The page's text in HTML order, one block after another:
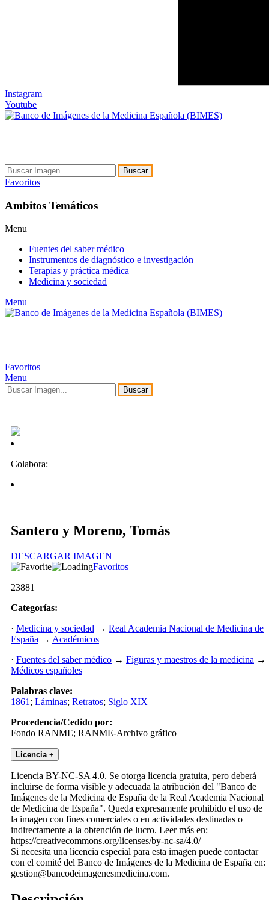
Instagram
Youtube
Buscar
Favoritos
Ambitos Temáticos
Menu
Fuentes del saber médico
Instrumentos de diagnóstico e investigación
Terapias y práctica médica
Medicina y sociedad
Menu
Favoritos
Menu
Buscar
Colabora:
Santero y Moreno, Tomás
DESCARGAR IMAGEN
Favoritos
23881
Categorías:
· Medicina y sociedad → Real Academia Nacional de Medicina de
España → Académicos
· Fuentes del saber médico → Figuras y maestros de la medicina →
Médicos españoles
Palabras clave:
1861 ; Láminas; Retratos; Siglo XIX
Procedencia/Cedido por:
Fondo RANME; RANME-Archivo gráfico
Licencia +
Licencia BY-NC-SA 4.0. Se otorga licencia gratuita, pero deberá
incluirse de forma visible y adecuada la atribución del "Banco de
Imágenes de la Medicina de España de la Real Academia Nacional
de Medicina de España". Queda expresamente prohibido el uso de
la imagen con fines comerciales o en actividades destinadas o
indirectamente a la obtención de lucro. Leer más en:
https://creativecommons.org/licenses/by-nc-sa/4.0/
Si necesita una licencia especial para esta imagen puede contactar
con el comité del Banco de Imágenes de la Medicina de España en:
gestion@bancodeimagenesmedicina.com.